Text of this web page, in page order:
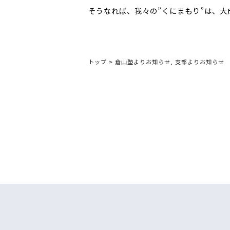
そうなれば、我々の”くにまもり”は、大
トップ > 倉山塾よりお知らせ 支部よりお知らせ